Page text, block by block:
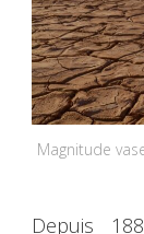
Magnitude
Depuis